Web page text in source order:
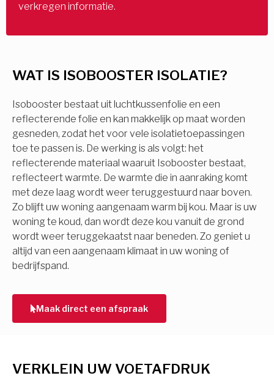
WAT IS ISOBOOSTER ISOLATIE?
Isobooster bestaat uit luchtkussenfolie en een
reflecterende folie en kan makkelijk op maat worden
gesneden, zodat het voor vele isolatietoepassingen
toe te passen is. De werking is als volgt: het
reflecterende materiaal waaruit Isobooster bestaat,
reflecteert warmte. De warmte die in aanraking komt
met deze laag wordt weer teruggestuurd naar boven.
Zo blijft uw woning aangenaam warm bij kou. Maar is uw
woning te koud, dan wordt deze kou vanuit de grond
wordt weer teruggekaatst naar beneden. Zo geniet u
altijd van een aangenaam klimaat in uw woning of
bedrijfspand.
Maak direct een afspraak
verkregen informatie.
VERKLEIN UW VOETAFDRUK